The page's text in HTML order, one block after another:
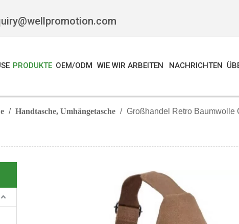
PRODUKTE OEM/ODM WIE WIR ARBEITEN NACHRICHTEN
/ Handtasche, Umhängetasche / Großhandel Retro Baumwolle